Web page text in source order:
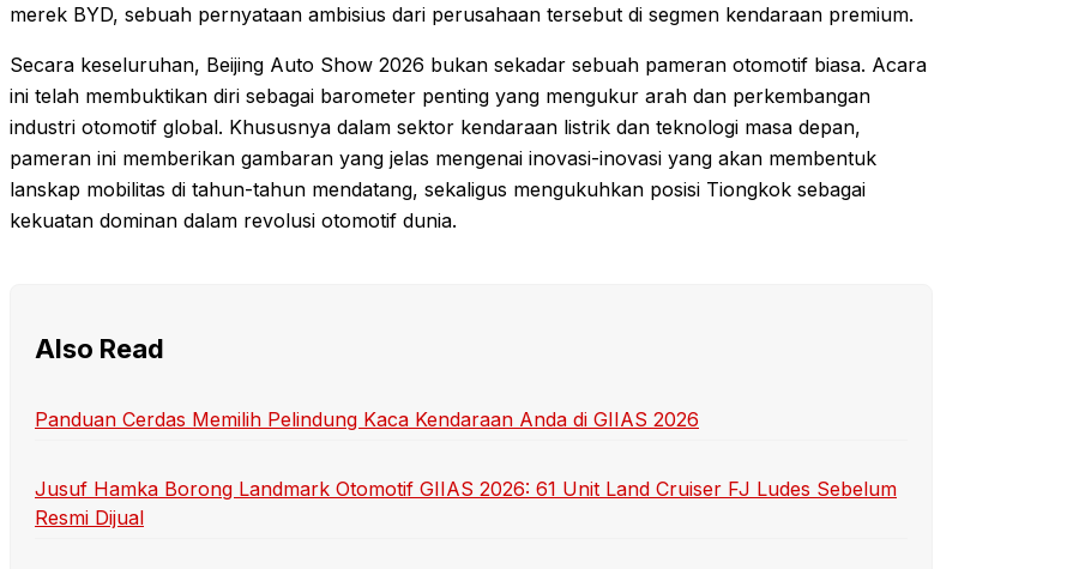
merek BYD, sebuah pernyataan ambisius dari perusahaan tersebut di segmen kendaraan premium.
Secara keseluruhan, Beijing Auto Show 2026 bukan sekadar sebuah pameran otomotif biasa. Acara
ini telah membuktikan diri sebagai barometer penting yang mengukur arah dan perkembangan
industri otomotif global. Khususnya dalam sektor kendaraan listrik dan teknologi masa depan,
pameran ini memberikan gambaran yang jelas mengenai inovasi-inovasi yang akan membentuk
lanskap mobilitas di tahun-tahun mendatang, sekaligus mengukuhkan posisi Tiongkok sebagai
kekuatan dominan dalam revolusi otomotif dunia.
Also Read
Panduan Cerdas Memilih Pelindung Kaca Kendaraan Anda di GIIAS 2026
Jusuf Hamka Borong Landmark Otomotif GIIAS 2026: 61 Unit Land Cruiser FJ Ludes Sebelum
Resmi Dijual